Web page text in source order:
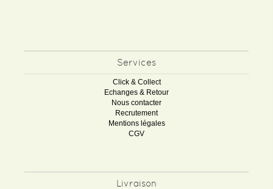
Services
Click & Collect
Echanges & Retour
Nous contacter
Recrutement
Mentions légales
CGV
Livraison